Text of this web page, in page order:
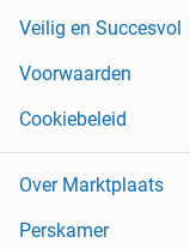
Veilig en Succesvol
Voorwaarden
Cookiebeleid
Over Marktplaats
Perskamer